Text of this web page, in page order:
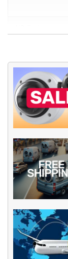
Gewicht
Grootte (lxbxh)
Publicatiedatum